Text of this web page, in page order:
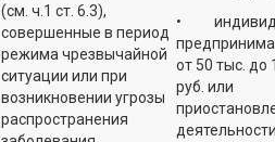
(см. ч.1 ст. 6.3),
совершенные в период
режима чрезвычайной
ситуации или при
возникновении угрозы
распространения
•
от 50 тыс. до
руб. или